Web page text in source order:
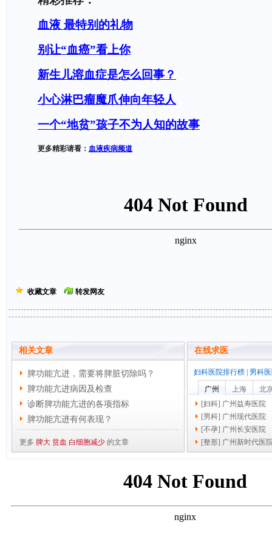
血液 最特别的礼物
别让“血癌”看上你
新生儿溶血症是怎么回事？
小心淋巴瘤魔爪伸向年轻人
一个“地贫”孩子不为人知的故事
更多精彩请看： 血液疾病频道
收藏文章 转发网友
相关文章
脾功能亢进，需要将脾脏切除吗？
脾功能亢进病因及检查
诊断脾功能亢进的各项指标
脾功能亢进有何表现？
更多 脾大 贫血 白细胞减少 的文章
在线求医
妇科医院排行榜
男科
广州
上海
北
[妇科] 广州益寿医院
[男科] 广州现代医院
[不孕] 广州长安医院
[整形] 广州新时代医